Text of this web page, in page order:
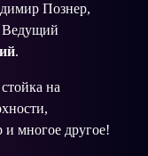
Познер,
Ведущий
.
на
и многое другое!